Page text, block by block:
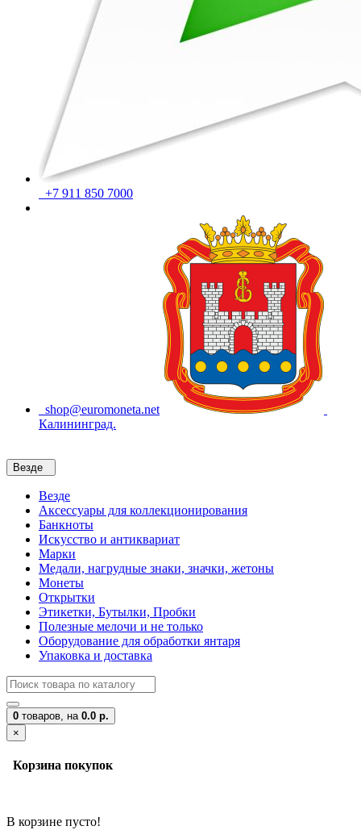
+7 911 850 7000
shop@euromoneta.net
Калининград.
Везде
Везде
Аксессуары для коллекционирования
Банкноты
Искусство и антиквариат
Марки
Медали, нагрудные знаки, значки, жетоны
Монеты
Открытки
Этикетки, Бутылки, Пробки
Полезные мелочи и не только
Оборудование для обработки янтаря
Упаковка и доставка
0 товаров, на 0.0 р.
×
Корзина покупок
В корзине пусто!